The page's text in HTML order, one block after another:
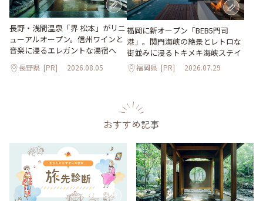
長野・浅間温泉「界 松本」がリニ
ューアルオープン。信州ワインと
音楽に浸るエレガントな湯宿へ
長野県 [PR] 2026.08.05
福岡に新オープン「BEB5門司
港」。関門海峡の絶景とレトロな
街並みに浸るトキメキ海峡ステイ
福岡県 [PR] 2026.07.29
おすすめ記事